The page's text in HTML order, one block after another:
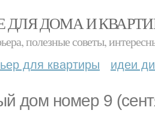
ДЛЯ ДОМА И
полезные советы,
для квартиры идеи
дом номер 9